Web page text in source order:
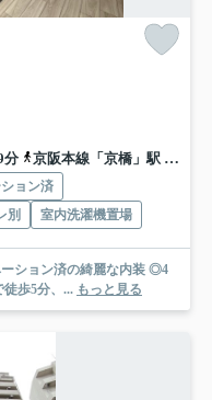
分
京阪本線「京橋」駅 徒歩9分
ョン済
別 室内洗濯機置場
ション済の綺麗な内装 ◎4
歩5分、... もっと見る